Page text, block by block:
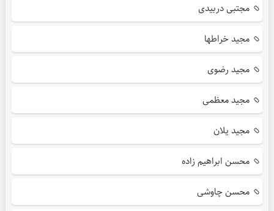
مجتبی دربیدی
مجید خراطها
مجید رضوی
مجید معظمی
مجید یلان
محسن ابراهیم زاده
محسن چاوشی